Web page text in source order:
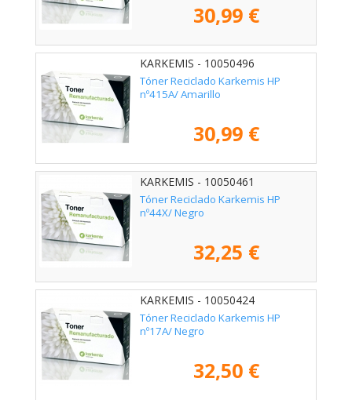
30,99 €
KARKEMIS - 10050496
Tóner Reciclado Karkemis HP
nº415A/ Amarillo
30,99 €
KARKEMIS - 10050461
Tóner Reciclado Karkemis HP
nº44X/ Negro
32,25 €
KARKEMIS - 10050424
Tóner Reciclado Karkemis HP
nº17A/ Negro
32,50 €